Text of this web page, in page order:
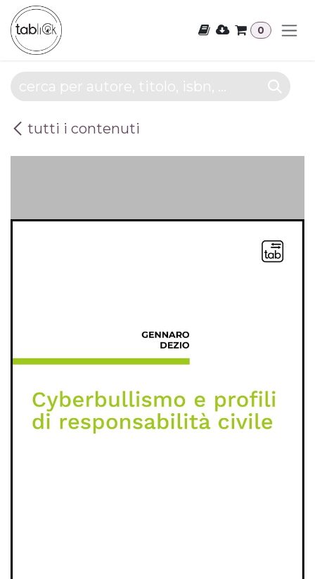
Passa al contenuto
0
tutti i contenuti